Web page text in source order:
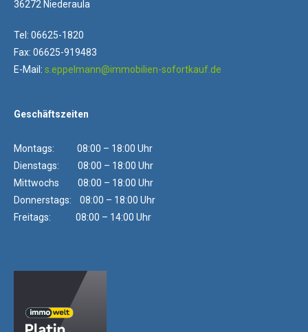
36272 Niederaula
Tel: 06625-1820
Fax: 06625-919483
E-Mail: s.eppelmann@immobilien-sofortkauf.de
Geschäftszeiten
Montags: 08:00 – 18:00 Uhr
Dienstags: 08:00 – 18:00 Uhr
Mittwochs 08:00 – 18:00 Uhr
Donnerstags: 08:00 – 18:00 Uhr
Freitags: 08:00 – 14:00 Uhr